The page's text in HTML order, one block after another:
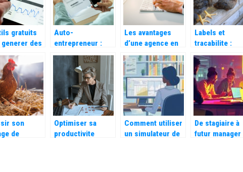
activite ?
gratuits
des
cles
Auto-
entrepreneur :
Les avantages
d’utiliser une
application de
facturation
Les avantages
d’une agence en
communication
digitale pour
votre entreprise
Labels et
tracabilite :
comment bien
choisir sa
?
son
de
Optimiser sa
productivite
Comment utiliser
un simulateur de
De stagiaire à
futur manager